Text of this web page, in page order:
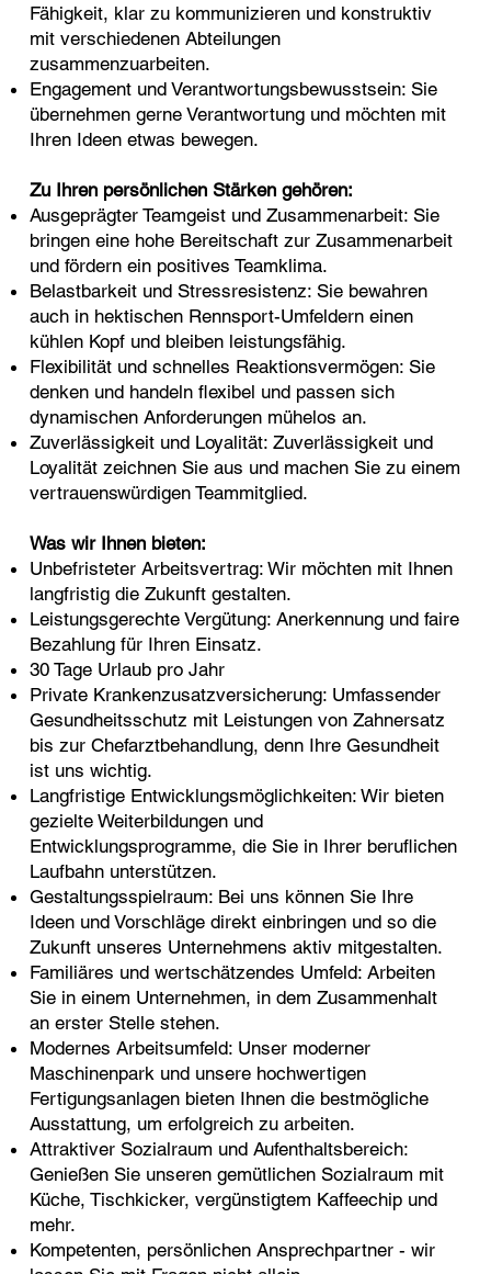
Fähigkeit, klar zu kommunizieren und konstruktiv
mit verschiedenen Abteilungen
zusammenzuarbeiten.
Engagement und Verantwortungsbewusstsein: Sie
übernehmen gerne Verantwortung und möchten mit
Ihren Ideen etwas bewegen.
Zu Ihren persönlichen Stärken gehören:
Ausgeprägter Teamgeist und Zusammenarbeit: Sie
bringen eine hohe Bereitschaft zur Zusammenarbeit
und fördern ein positives Teamklima.
Belastbarkeit und Stressresistenz: Sie bewahren
auch in hektischen Rennsport-Umfeldern einen
kühlen Kopf und bleiben leistungsfähig.
Flexibilität und schnelles Reaktionsvermögen: Sie
denken und handeln flexibel und passen sich
dynamischen Anforderungen mühelos an.
Zuverlässigkeit und Loyalität: Zuverlässigkeit und
Loyalität zeichnen Sie aus und machen Sie zu einem
vertrauenswürdigen Teammitglied.
Was wir Ihnen bieten:
Unbefristeter Arbeitsvertrag: Wir möchten mit Ihnen
langfristig die Zukunft gestalten.
Leistungsgerechte Vergütung: Anerkennung und faire
Bezahlung für Ihren Einsatz.
30 Tage Urlaub pro Jahr
Private Krankenzusatzversicherung: Umfassender
Gesundheitsschutz mit Leistungen von Zahnersatz
bis zur Chefarztbehandlung, denn Ihre Gesundheit
ist uns wichtig.
Langfristige Entwicklungsmöglichkeiten: Wir bieten
gezielte Weiterbildungen und
Entwicklungsprogramme, die Sie in Ihrer beruflichen
Laufbahn unterstützen.
Gestaltungsspielraum: Bei uns können Sie Ihre
Ideen und Vorschläge direkt einbringen und so die
Zukunft unseres Unternehmens aktiv mitgestalten.
Familiäres und wertschätzendes Umfeld: Arbeiten
Sie in einem Unternehmen, in dem Zusammenhalt
an erster Stelle stehen.
Modernes Arbeitsumfeld: Unser moderner
Maschinenpark und unsere hochwertigen
Fertigungsanlagen bieten Ihnen die bestmögliche
Ausstattung, um erfolgreich zu arbeiten.
Attraktiver Sozialraum und Aufenthaltsbereich:
Genießen Sie unseren gemütlichen Sozialraum mit
Küche, Tischkicker, vergünstigtem Kaffeechip und
mehr.
Kompetenten, persönlichen Ansprechpartner - wir